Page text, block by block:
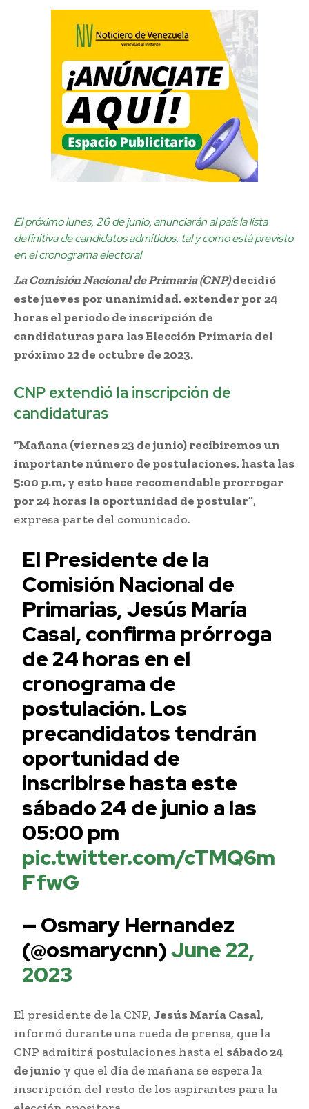
El próximo lunes, 26 de junio, anunciarán al país la lista
definitiva de candidatos admitidos, tal y como está previsto
en el cronograma electoral
La Comisión Nacional de Primaria (CNP)decidió
este jueves por unanimidad, extender por 24
horas el periodo de inscripción de
candidaturas para las Elección Primaria del
próximo 22 de octubre de 2023.
CNP extendió la inscripción de
candidaturas
“Mañana (viernes 23 de junio) recibiremos un
importante número de postulaciones, hasta las
5:00 p.m, y esto hace recomendable prorrogar
por 24 horas la oportunidad de postular”,
expresa parte del comunicado.
El Presidente de la
Comisión Nacional de
Primarias, Jesús María
Casal, confirma prórroga
de 24 horas en el
cronograma de
postulación. Los
precandidatos tendrán
oportunidad de
inscribirse hasta este
sábado 24 de junio a las
05:00 pm
pic.twitter.com/cTMQ6m
FfwG
— Osmary Hernandez
(@osmarycnn)June 22,
2023
El presidente de la CNP, Jesús María Casal,
informó durante una rueda de prensa, que la
CNP admitirá postulaciones hasta el sábado 24
de junio y que el día de mañana se espera la
inscripción del resto de los aspirantes para la